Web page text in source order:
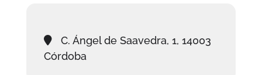
C. Ángel de Saavedra, 1, 14003
Córdoba